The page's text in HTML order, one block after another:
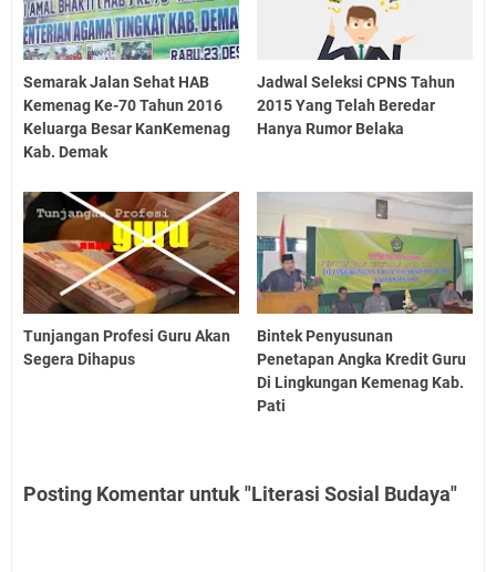
Semarak Jalan Sehat HAB
Kemenag Ke-70 Tahun 2016
Keluarga Besar KanKemenag
Kab. Demak
Jadwal Seleksi CPNS Tahun
2015 Yang Telah Beredar
Hanya Rumor Belaka
Tunjangan Profesi Guru Akan
Segera Dihapus
Bintek Penyusunan
Penetapan Angka Kredit Guru
Di Lingkungan Kemenag Kab.
Pati
Posting Komentar untuk "Literasi Sosial Budaya"